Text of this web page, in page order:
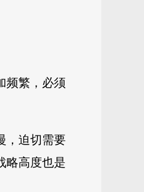
频繁，必须
，迫切需要
略高度也是